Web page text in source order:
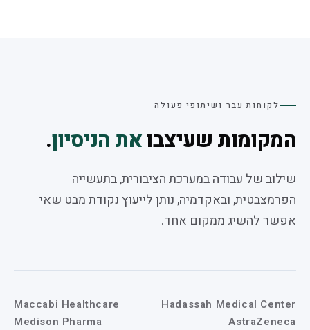
לקוחות עבר ושיתופי פעולה
המקומות שעיצבואת הניסיון.
שילוב של עבודה במערכת הציבורית, בתעשייה
הפרמצבטית, ובאקדמיה, נותן לייעוץ נקודת מבט שאי
אפשר להשיג ממקום אחד.
Hadassah Medical Center
Maccabi Healthcare
AstraZeneca
Medison Pharma